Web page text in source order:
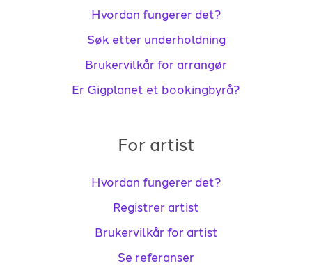
Hvordan fungerer det?
Søk etter underholdning
Brukervilkår for arrangør
Er Gigplanet et bookingbyrå?
For artist
Hvordan fungerer det?
Registrer artist
Brukervilkår for artist
Se referanser